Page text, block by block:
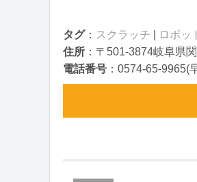
タグ： スクラッチ ロボッ
住所 ：〒501-3874岐阜県
電話番号 ：0574-65-9965(